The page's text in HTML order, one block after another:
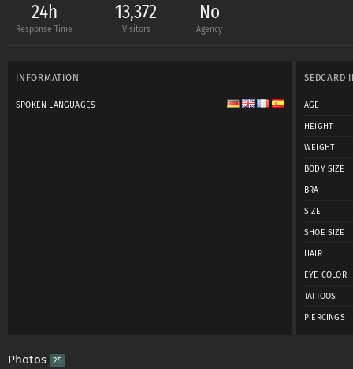
24h
Response Time
13,372
Visitors
No
Agency
INFORMATION
SPOKEN LANGUAGES
SEDCARD
AGE
HEIGHT
WEIGHT
BODY SIZE
BRA
SIZE
SHOE SIZE
HAIR
EYE COLOR
TATTOOS
PIERCINGS
Photos 25